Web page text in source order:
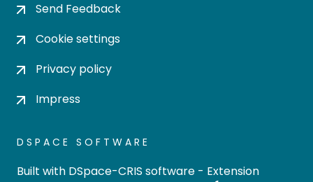
Send Feedback
Cookie settings
Privacy policy
Impress
DSPACE SOFTWARE
Built with DSpace-CRIS software - Extension